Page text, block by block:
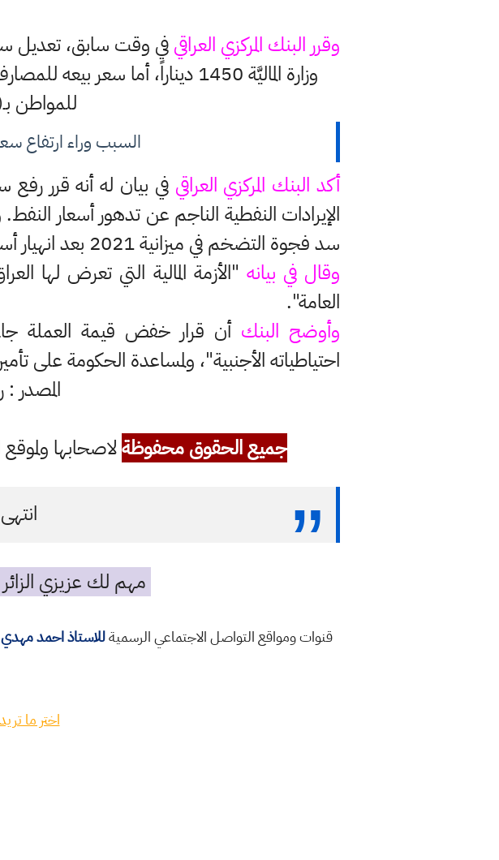
وقرر البنك المركزي العراقيفي وقت سابق، تعديل سعر
للمواطن بـ(1470) ديناراً لكلّ
السبب وراء ارتفاع
أكد البنك المركزي العراقي في بيان له أنه قرر
الإيرادات النفطية الناجم عن تدهور أسعار
سد فجوة التضخم في ميزانية 2021 بعد انهيار أسعار النفط العالمية، وهو مصدر رئيسي للموارد المالية العراقية.
وقال في بيانه "الأزمة المالية التي تعرض لها
العامة".
وأوضح البنك أن قرار خفض قيمة العملة
احتياطياته الأجنبية"، ولمساعدة الحكومة على
المصدر :
جميع الحقوق محفوظةلاصحابها
مهم لك عزيزي
قنوات ومواقع التواصل الاجتماعي الرسميةللاستاذ احمد
اختر ما